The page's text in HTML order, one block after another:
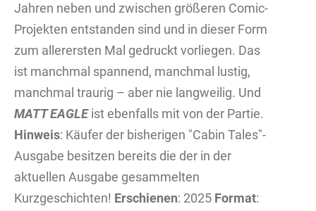
Jahren neben und zwischen größeren Comic-
Projekten entstanden sind und in dieser Form
zum allerersten Mal gedruckt vorliegen. Das
ist manchmal spannend, manchmal lustig,
manchmal traurig – aber nie langweilig. Und
MATT EAGLEist ebenfalls mit von der Partie.
Hinweis: Käufer der bisherigen "Cabin Tales"-
Ausgabe besitzen bereits die der in der
aktuellen Ausgabe gesammelten
Kurzgeschichten! Erschienen: 2025 Format: